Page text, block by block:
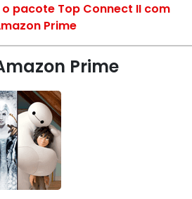
pacote Top Connect II com
Prime
Prime